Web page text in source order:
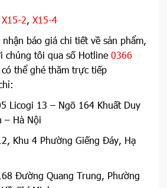
X15-2, X15-4
báo giá chi tiết về sản phẩm,
chúng tôi qua số Hotline 0366
có thể ghé thăm trực tiếp
Licogi 13 – Ngõ 164 Khuất Duy
– Hà Nội
Khu 4 Phường Giếng Đáy, Hạ
Đường Quang Trung, Phường